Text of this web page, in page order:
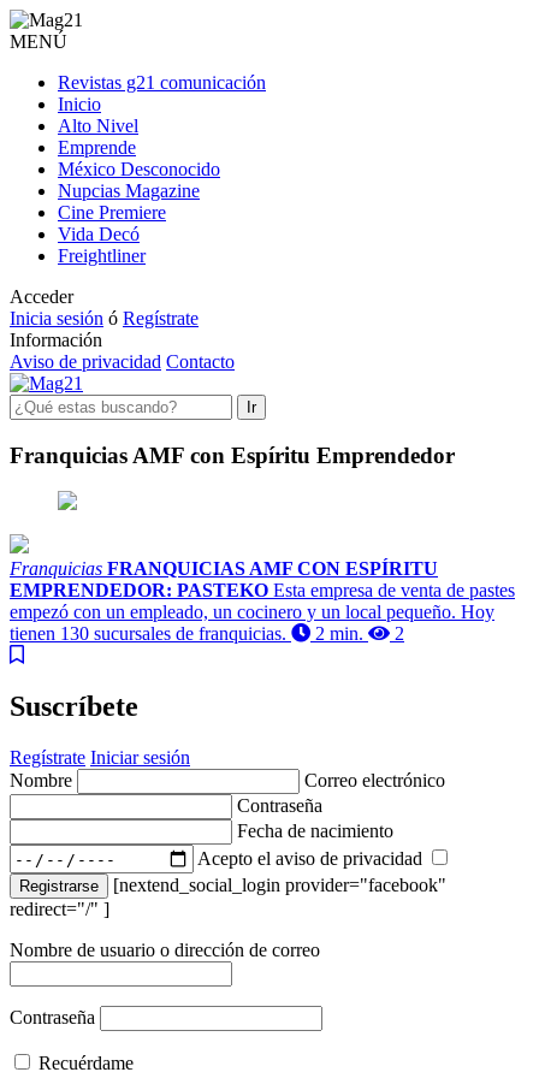
MENÚ
Revistas g21 comunicación
Inicio
Alto Nivel
Emprende
México Desconocido
Nupcias Magazine
Cine Premiere
Vida Decó
Freightliner
Acceder
Inicia sesión ó Regístrate
Información
Aviso de privacidad Contacto
Ir
Franquicias AMF con Espíritu Emprendedor
Franquicias FRANQUICIAS AMF CON ESPÍRITU
EMPRENDEDOR: PASTEKO Esta empresa de venta de pastes
empezó con un empleado, un cocinero y un local pequeño. Hoy
tienen 130 sucursales de franquicias.
2 min. 2
Suscríbete
Regístrate Iniciar sesión
Nombre
Correo electrónico
Contraseña
Fecha de nacimiento
Acepto el aviso de privacidad
Registrarse
[nextend_social_login provider="facebook"
redirect="/" ]
Nombre de usuario o dirección de correo
Contraseña
Recuérdame